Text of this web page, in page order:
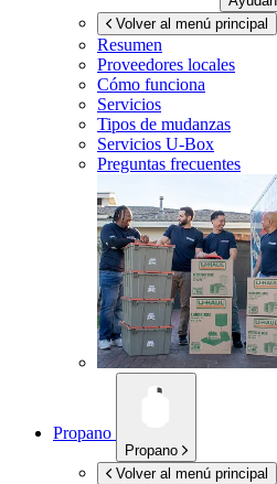
Volver al menú principal
Resumen
Proveedores locales
Cómo funciona
Servicios
Tipos de mudanzas
Servicios U-Box
Preguntas frecuentes
Propano
Propano
Volver al menú principal